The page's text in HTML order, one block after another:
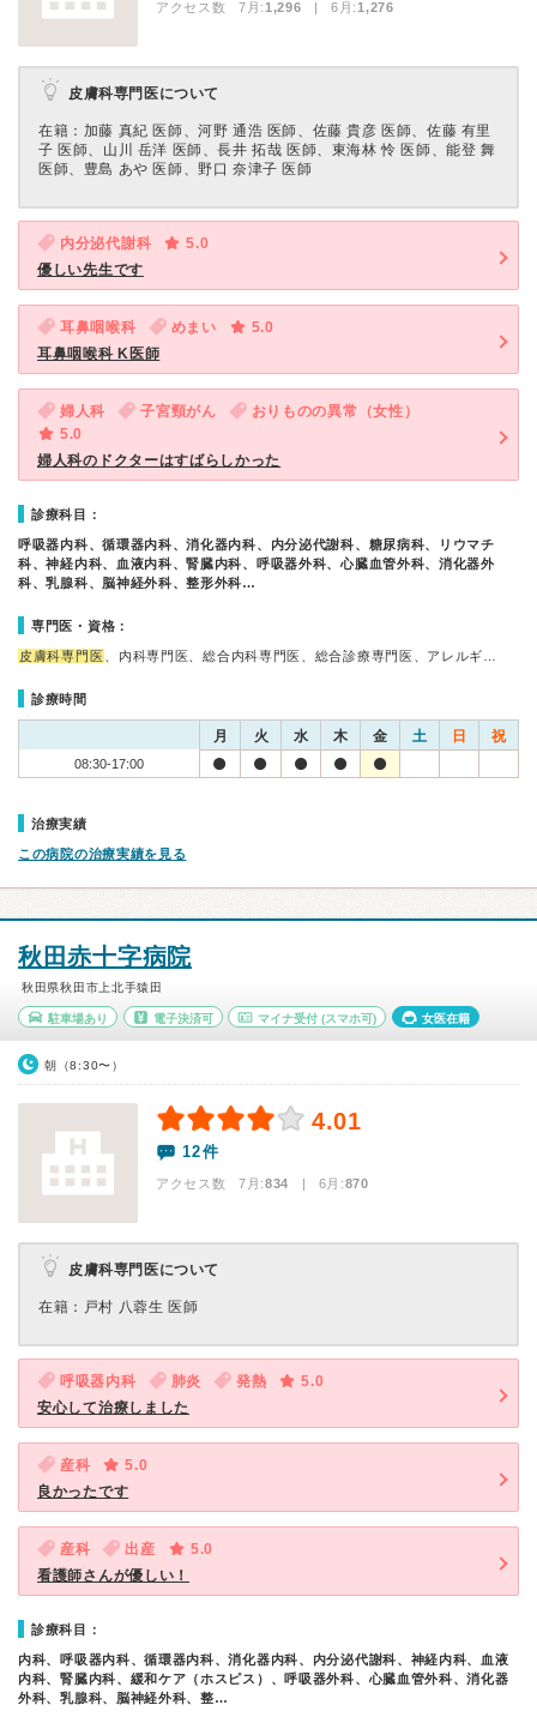
アクセス数 7月:1,296 | 6月:1,276
皮膚科専門医について
在籍：加藤 真紀 医師、河野 通浩 医師、佐藤 貴彦 医師、佐藤 有里
子 医師、山川 岳洋 医師、長井 拓哉 医師、東海林 怜 医師、能登 舞
医師、豊島 あや 医師、野口 奈津子 医師
内分泌代謝科
5.0
優しい先生です
耳鼻咽喉科 めまい
5.0
耳鼻咽喉科 K医師
婦人科 子宮頸がん
おりものの異常（女性）
5.0
婦人科のドクターはすばらしかった
診療科目：
呼吸器内科、循環器内科、消化器内科、内分泌代謝科、糖尿病科、リウマチ
科、神経内科、血液内科、腎臓内科、呼吸器外科、心臓血管外科、消化器外
科、乳腺科、脳神経外科、整形外科…
専門医・資格：
皮膚科専門医 、内科専門医、総合内科専門医、総合診療専門医、アレルギ…
診療時間
月 火 水 木 金 土 日 祝
08:30-17:00
治療実績
この病院の治療実績を見る
秋田赤十字病院
秋田県秋田市上北手猿田
駐車場あり 電子決済可 マイナ受付 (スマホ可) 女医在籍
朝（8:30〜）
4.01
12件
アクセス数 7月:834 | 6月:870
皮膚科専門医について
在籍：戸村 八蓉生 医師
呼吸器内科 肺炎 発熱
5.0
安心して治療しました
産科
5.0
良かったです
産科 出産
5.0
看護師さんが優しい！
診療科目：
内科、呼吸器内科、循環器内科、消化器内科、内分泌代謝科、神経内科、血液
内科、腎臓内科、緩和ケア（ホスピス）、呼吸器外科、心臓血管外科、消化器
外科、乳腺科、脳神経外科、整…